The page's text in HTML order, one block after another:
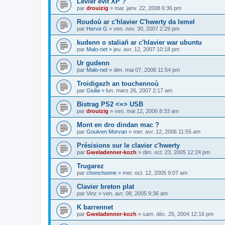
par drouizig » mar. janv. 22, 2008 6:36 pm
Roudoù ar c'hlavier C'hwerty da lemel
par Herve G » ven. nov. 30, 2007 2:29 pm
kudenn o staliañ ar c'hlavier war ubuntu
par Malo-net » jeu. avr. 12, 2007 10:18 pm
Ur gudenn
par Malo-net » dim. mai 07, 2006 11:54 pm
Troidigezh an touchennoù
par Giulia » lun. mars 26, 2007 2:17 am
Bistrag PS2 <=> USB
par drouizig » ven. mai 12, 2006 8:33 am
Mont en dro dindan mac ?
par Goulven Morvan » mer. avr. 12, 2006 11:55 am
Présisions sur le clavier c'hwerty
par Gweladenner-kozh » dim. oct. 23, 2005 12:24 pm
Trugarez
par chonchonne » mer. oct. 12, 2005 9:07 am
Clavier breton plat
par Vinz » ven. avr. 08, 2005 9:36 am
K barrennet
par Gweladenner-kozh » sam. déc. 25, 2004 12:16 pm